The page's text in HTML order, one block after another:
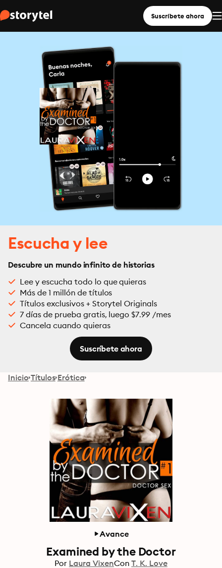
Suscríbete ahora
Escucha y lee
Descubre un mundo infinito de historias
Lee y escucha todo lo que quieras
Más de 1 millón de títulos
Títulos exclusivos + Storytel Originals
7 días de prueba gratis, luego $7.99 /mes
Cancela cuando quieras
Suscríbete ahora
Inicio Títulos Erótica
Avance
Examined by the Doctor
Por Laura VixenCon T. K. Love